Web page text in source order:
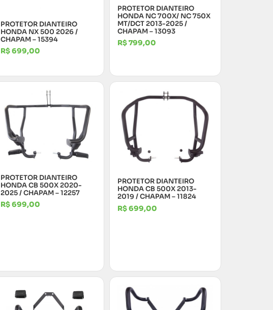
PROTETOR DIANTEIRO
HONDA NX 500 2026 /
CHAPAM – 15394
R$699,00
PROTETOR DIANTEIRO
HONDA NC 700X/ NC 750X
MT/DCT 2013-2025 /
CHAPAM – 13093
R$799,00
PROTETOR DIANTEIRO
HONDA CB 500X 2020-
2025 / CHAPAM – 12257
R$699,00
PROTETOR DIANTEIRO
HONDA CB 500X 2013-
2019 / CHAPAM – 11824
R$699,00